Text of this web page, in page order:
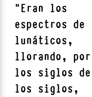
"Eran los
espectros de
lunáticos,
llorando, por
los siglos de
los siglos,